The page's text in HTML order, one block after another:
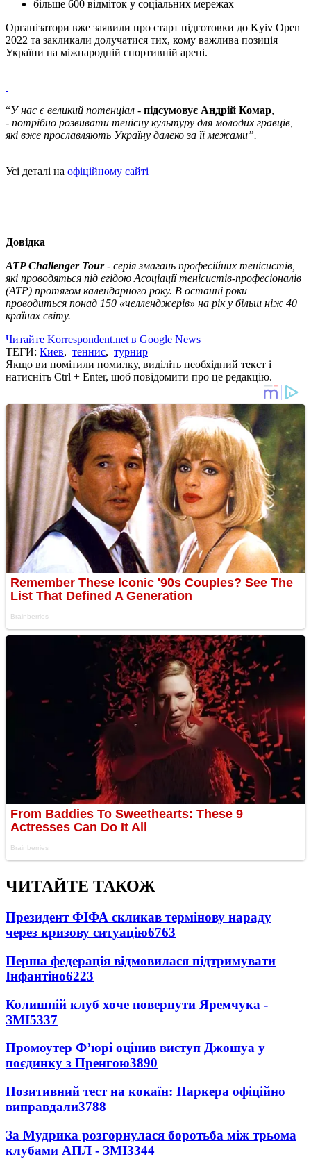
більше 600 відміток у соціальних мережах
Організатори вже заявили про старт підготовки до Kyiv Open
2022 та закликали долучатися тих, кому важлива позиція
України на міжнародній спортивній арені.
“У нас є великий потенціал - підсумовує Андрій Комар,
- потрібно розвивати тенісну культуру для молодих гравців,
які вже прославляють Україну далеко за її межами”.
Усі деталі на офіційному сайті
Довідка
ATP Challenger Tour- серія змагань професійних тенісистів,
які проводяться під егідою Асоціації тенісистів-професіоналів
(АТР) протягом календарного року. В останні роки
проводиться понад 150 «челленджерів» на рік у більш ніж 40
країнах світу.
Читайте Korrespondent.net в Google News
ТЕГИ: Киев, теннис, турнир
Якщо ви помітили помилку, виділіть необхідний текст і
натисніть Ctrl + Enter, щоб повідомити про це редакцію.
ЧИТАЙТЕ ТАКОЖ
Президент ФІФА скликав термінову нараду
через кризову ситуацію6763
Перша федерація відмовилася підтримувати
Інфантіно6223
Колишній клуб хоче повернути Яремчука -
ЗМІ5337
Промоутер Ф’юрі оцінив виступ Джошуа у
поєдинку з Пренгою3890
Позитивний тест на кокаїн: Паркера офіційно
виправдали3788
За Мудрика розгорнулася боротьба між трьома
клубами АПЛ - ЗМІ3344